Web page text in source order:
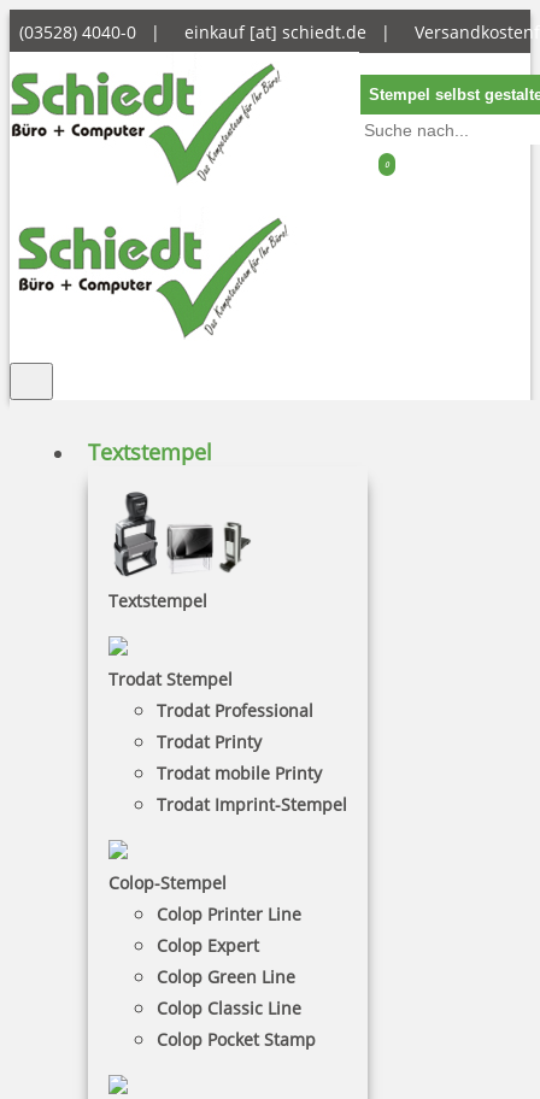
(03528) 4040-0 | einkauf [at] schiedt.de |
Stempel selbst
0
Textstempel
Textstempel
Trodat Stempel
Trodat Professional
Trodat Printy
Trodat mobile Printy
Trodat Imprint-Stempel
Colop-Stempel
Colop Printer Line
Colop Expert
Colop Green Line
Colop Classic Line
Colop Pocket Stamp
Colop Datumsstempel
Ein Datumsstempel ohne Text eignet sich sehr gut
für Dokumente, die Sie nur mit einem Datum
versehen möchten. Zum Gebrauch benötigen Sie
ein separates Stempelkissen.
€+
12 Artikel in der Kategorie